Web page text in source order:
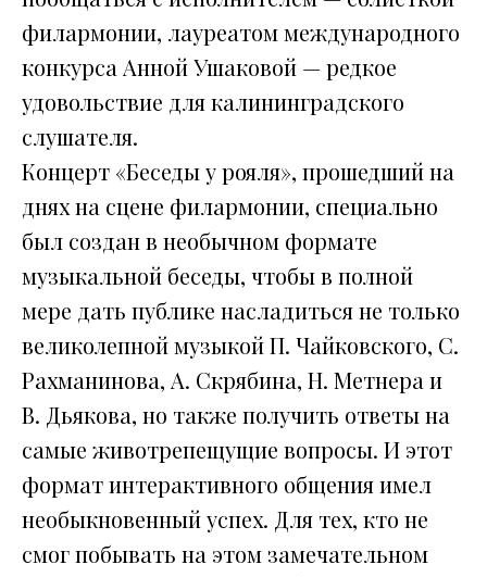
филармонии, лауреатом международного
конкурса Анной Ушаковой — редкое
удовольствие для калининградского
слушателя.
Концерт «Беседы у рояля», прошедший на
днях на сцене филармонии, специально
был создан в необычном формате
музыкальной беседы, чтобы в полной
мере дать публике насладиться не только
великолепной музыкой П. Чайковского, С.
Рахманинова, А. Скрябина, Н. Метнера и
В. Дьякова, но также получить ответы на
самые животрепещущие вопросы. И этот
формат интерактивного общения имел
необыкновенный успех. Для тех, кто не
смог побывать на этом замечательном